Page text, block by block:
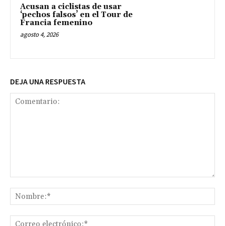
Acusan a ciclistas de usar
‘pechos falsos’ en el Tour de
Francia femenino
agosto 4, 2026
DEJA UNA RESPUESTA